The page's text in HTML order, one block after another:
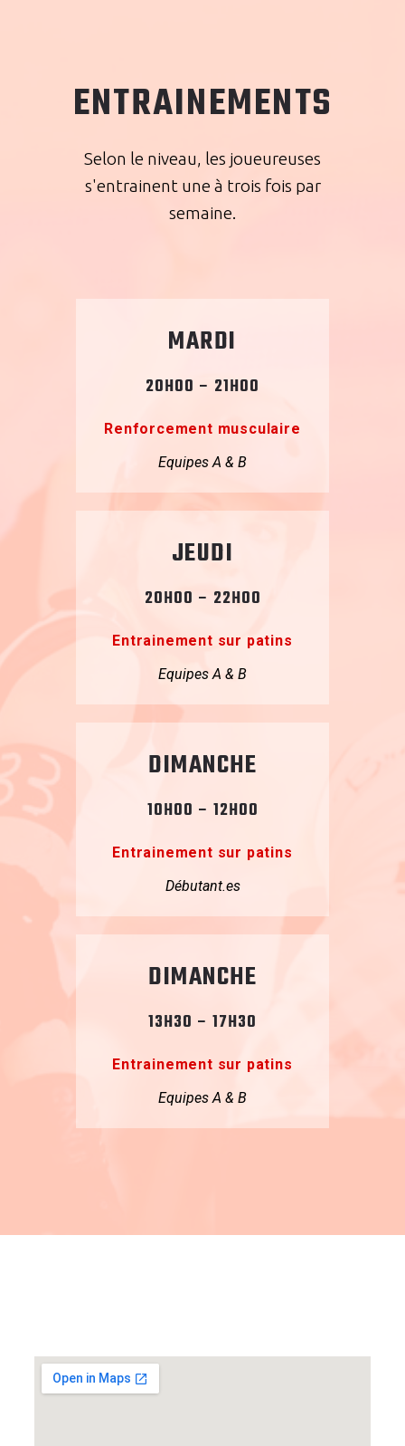
ENTRAINEMENTS
Selon le niveau, les joueureuses
s'entrainent une à trois fois par
semaine.
MARDI
20H00 – 21H00
Renforcement musculaire
Equipes A & B
JEUDI
20H00 – 22H00
Entrainement sur patins
Equipes A & B
DIMANCHE
10H00 – 12H00
Entrainement sur patins
Débutant.es
DIMANCHE
13H30 – 17H30
Entrainement sur patins
Equipes A & B